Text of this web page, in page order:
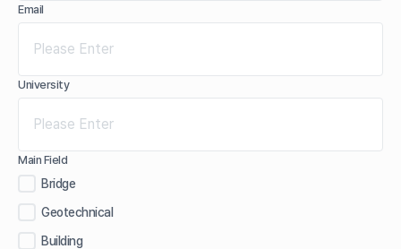
Email
University
Main Field
Bridge
Geotechnical
Building